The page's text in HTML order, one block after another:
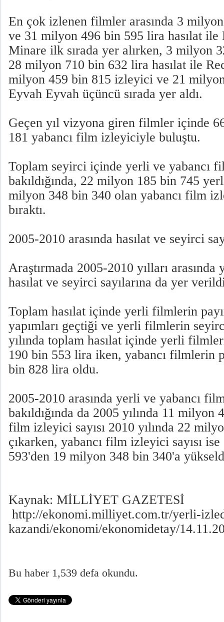
En çok izlenen filmler arasında 3
ve 31 milyon 496 bin 595 lira hasılat ile
Minare ilk sırada yer alırken, 3 milyon
28 milyon 710 bin 632 lira hasılat ile
milyon 459 bin 815 izleyici ve 21
Eyvah Eyvah üçüncü sırada yer aldı.
Geçen yıl vizyona giren filmler içinde
181 yabancı film izleyiciyle buluştu.
Toplam seyirci içinde yerli ve yabancı
bakıldığında, 22 milyon 185 bin 745
milyon 348 bin 340 olan yabancı film
bıraktı.
2005-2010 arasında hasılat ve seyirci
Araştırmada 2005-2010 yılları
hasılat ve seyirci sayılarına da yer
Toplam hasılat içinde yerli filmlerin
yapımları geçtiği ve yerli filmlerin
yılında toplam hasılat içinde yerli
190 bin 553 lira iken, yabancı filmlerin
bin 828 lira oldu.
2005-2010 arasında yerli ve yabancı
bakıldığında da 2005 yılında 11
film izleyici sayısı 2010 yılında 22
çıkarken, yabancı film izleyici sayısı
593'den 19 milyon 348 bin 340'a
Kaynak: MİLLİYET GAZETESİ
http://ekonomi.milliyet.com.tr/yerli-
kazandi/ekonomi/ekonomidetay/
Bu haber 1,539 defa okundu.